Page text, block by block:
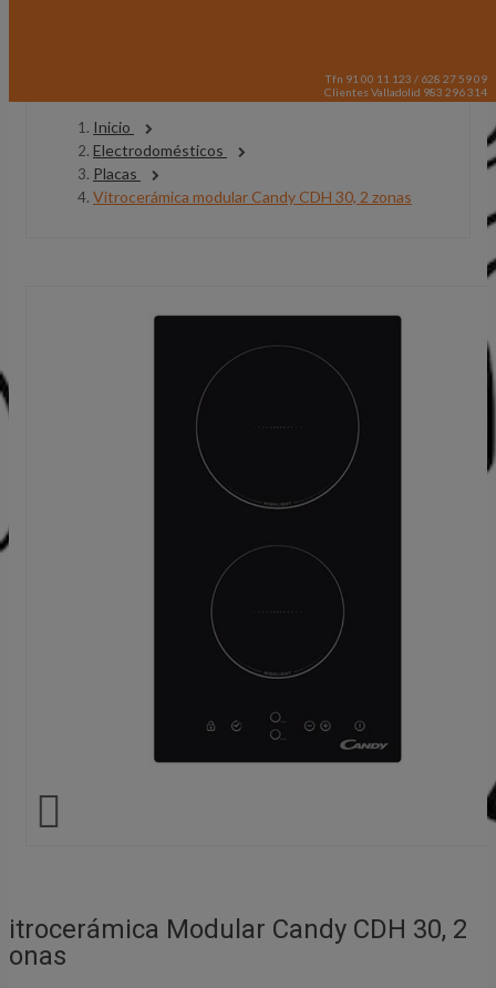
Tfn 91 00 11 123 / 628 27 59 09
Clientes Valladolid 983 296 314
Inicio
Electrodomésticos
Placas
Vitrocerámica modular Candy CDH 30, 2 zonas

Modular Candy CDH 30, 2